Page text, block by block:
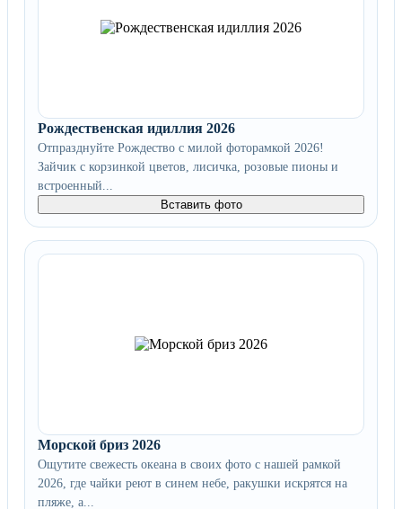
Рождественская идиллия 2026
Отпразднуйте Рождество с милой фоторамкой 2026!
Зайчик с корзинкой цветов, лисичка, розовые пионы и
встроенный...
Вставить фото
Морской бриз 2026
Ощутите свежесть океана в своих фото с нашей рамкой
2026, где чайки реют в синем небе, ракушки искрятся на
пляже, а...